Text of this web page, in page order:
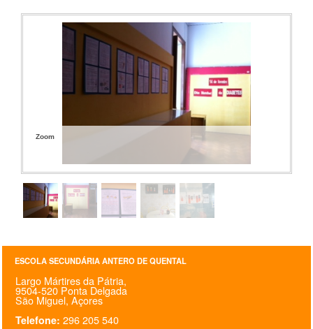
Zoom
ESCOLA SECUNDÁRIA ANTERO DE QUENTAL
Largo Mártires da Pátria,
9504-520 Ponta Delgada
São Miguel, Açores
Telefone: 296 205 540